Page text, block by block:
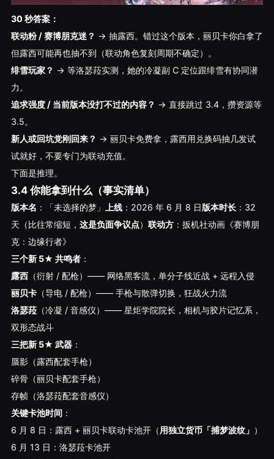
30 秒答案：
联动粉 / 赛博朋克迷？ → 抽露西。错过这个版本，丽贝卡你白拿了
但露西可能再也抽不到（联动角色复刻周期不确定）。
绯雪玩家？ → 等洛瑟菈实测，她的冷凝副 C 定位跟绯雪有协同潜
力。
追求强度 / 当前版本没打不过的内容？ → 直接跳过 3.4，攒资源等
3.5。
新人或回坑党刚回来？ → 丽贝卡免费拿，露西用兑换码抽几发试
试就好，不要专门为联动充值。
下面是推理。
3.4 你能拿到什么（事实清单）
版本名 ：「未选择的梦」 上线：2026 年 6 月 8 日版本时长：32
天（比往常缩短， 这是负面争议点） 联动方：扳机社动画《赛博朋
克：边缘行者》
三个新 5★ 共鸣者：
露西（衍射 / 配枪）—— 网络黑客流，单分子线近战 + 远程入侵
丽贝卡（导电 / 配枪）—— 手枪与散弹切换，狂战火力流
洛瑟菈（冷凝 / 音感仪）—— 星炬学院院长，相机与胶片记忆系，
双形态战斗
三把新 5★ 武器：
蜃影（露西配套手枪）
碎骨（丽贝卡配套手枪）
存帧（洛瑟菈配套音感仪）
关键卡池时间：
6 月 8 日：露西 + 丽贝卡联动卡池开（用独立货币「捕梦波纹」 ）
6 月 13 日：洛瑟菈卡池开